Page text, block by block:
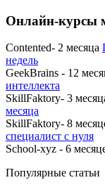
Онлайн-курсы
Contented- 2 месяца
недель
GeekBrains - 12
интеллекта
SkillFaktory- 3
месяца
SkillFaktory- 8
специалист с нуля
School-xyz - 6
Популярные статьи